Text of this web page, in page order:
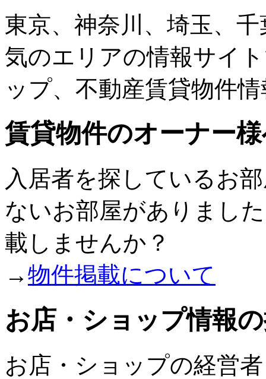
東京、神奈川、埼玉、
気のエリアの情報サイ
ップ、不動産賃貸物件
賃貸物件のオーナー
入居者を探しているお
ないお部屋がありまし
載しませんか？
→物件掲載について
お店・ショップ情報
お店・ショップの経営